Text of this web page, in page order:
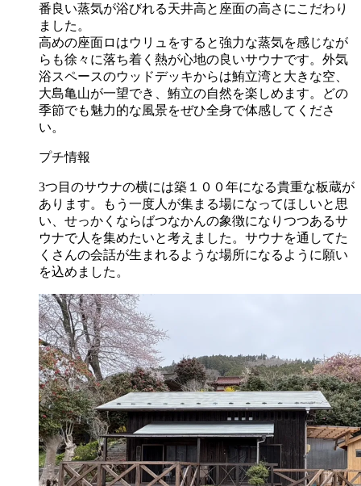
番良い蒸気が浴びれる天井高と座面の高さにこだわり
ました。
高めの座面ロはウリュをすると強力な蒸気を感じなが
らも徐々に落ち着く熱が心地の良いサウナです。外気
浴スペースのウッドデッキからは鮪立湾と大きな空、
大島亀山が一望でき、鮪立の自然を楽しめます。どの
季節でも魅力的な風景をぜひ全身で体感してくださ
い。
プチ情報
3つ目のサウナの横には築１００年になる貴重な板蔵が
あります。もう一度人が集まる場になってほしいと思
い、せっかくならばつなかんの象徴になりつつあるサ
ウナで人を集めたいと考えました。サウナを通してた
くさんの会話が生まれるような場所になるように願い
を込めました。